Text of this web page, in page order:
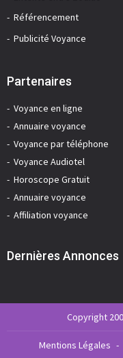
Référencement
Publicité Voyance
Partenaires
Voyance en ligne
Annuaire voyance
Voyance par téléphone
Voyance Audiotel
Horoscope Gratuit
Annuaire voyance
Affiliation voyance
Dernières Annonces
Copyright
Mentions Légales -